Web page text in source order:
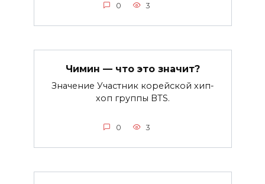
0 3
Чимин — что это значит?
Значение Участник корейской хип-
хоп группы BTS.
0 3